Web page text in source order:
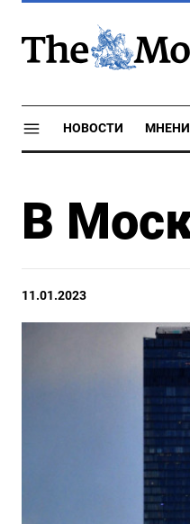
НОВОСТИ
В
11.01.2023